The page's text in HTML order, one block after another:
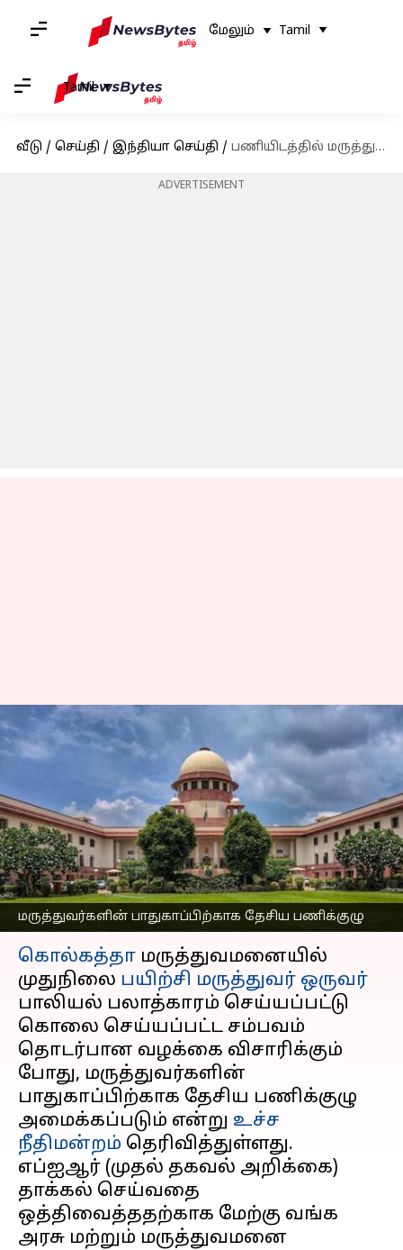
மேலும் Tamil
Tamil
வீடு / செய்தி / இந்தியா செய்தி / பணியிடத்தில் மருத்துவர்களின் பாதுகாப்பு குறித்து ஆய்வு செய்ய டாஸ்க் போர்ஸ்: உச்சநீதிமன்றம்
ADVERTISEMENT
மருத்துவர்களின் பாதுகாப்பிற்காக தேசிய பணிக்குழு
பணியிடத்தில்
மருத்துவர்களின்
பாதுகாப்பு குறித்து ஆய்வு
செய்ய டாஸ்க் போர்ஸ்:
உச்சநீதிமன்றம்
எழுதியவர் Venkatalakshmi V Aug 20, 2024 12:08 pm
செய்தி முன்னோட்டம்
கொல்கத்தா மருத்துவமனையில்
முதுநிலை பயிற்சி மருத்துவர் ஒருவர்
பாலியல் பலாத்காரம் செய்யப்பட்டு
கொலை செய்யப்பட்ட சம்பவம்
தொடர்பான வழக்கை விசாரிக்கும்
போது, ​​மருத்துவர்களின்
பாதுகாப்பிற்காக தேசிய பணிக்குழு
அமைக்கப்படும் என்று உச்ச
நீதிமன்றம் தெரிவித்துள்ளது.
எப்ஐஆர் (முதல் தகவல் அறிக்கை)
தாக்கல் செய்வதை
ஒத்திவைத்ததற்காக மேற்கு வங்க
அரசு மற்றும் மருத்துவமனை